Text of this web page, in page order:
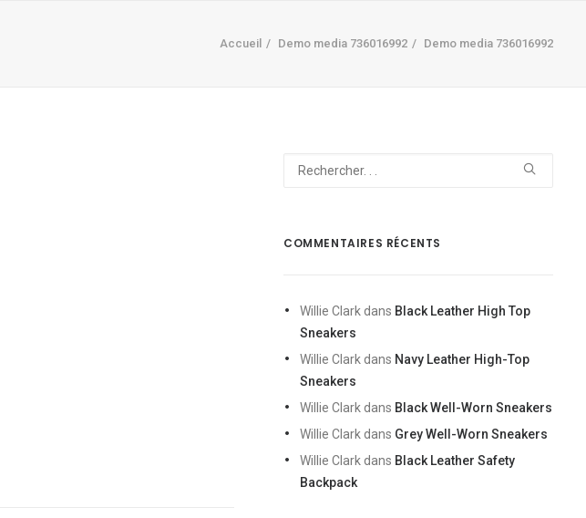
Accueil Demo media 736016992 Demo media 736016992
COMMENTAIRES RÉCENTS
Willie Clark dans Black Leather High Top
Sneakers
Willie Clark dans Navy Leather High-Top
Sneakers
Willie Clark dans Black Well-Worn Sneakers
Willie Clark dans Grey Well-Worn Sneakers
Willie Clark dans Black Leather Safety
Backpack